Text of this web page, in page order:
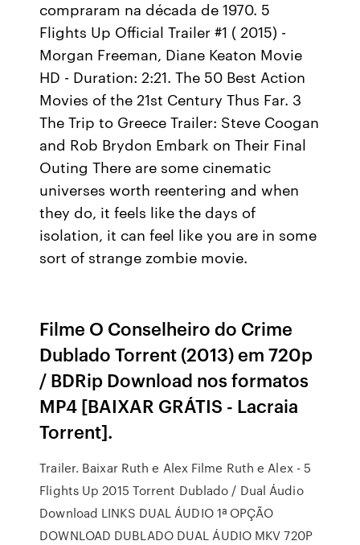
compraram na década de 1970. 5
Flights Up Official Trailer #1 ( 2015) -
Morgan Freeman, Diane Keaton Movie
HD - Duration: 2:21. The 50 Best Action
Movies of the 21st Century Thus Far. 3
The Trip to Greece Trailer: Steve Coogan
and Rob Brydon Embark on Their Final
Outing There are some cinematic
universes worth reentering and when
they do, it feels like the days of
isolation, it can feel like you are in some
sort of strange zombie movie.
Filme O Conselheiro do Crime
Dublado Torrent (2013) em 720p
/ BDRip Download nos formatos
MP4 [BAIXAR GRÁTIS - Lacraia
Torrent].
Trailer. Baixar Ruth e Alex Filme Ruth e Alex - 5
Flights Up 2015 Torrent Dublado / Dual Áudio
Download LINKS DUAL ÁUDIO 1ª OPÇÃO
DOWNLOAD DUBLADO DUAL ÁUDIO MKV 720P